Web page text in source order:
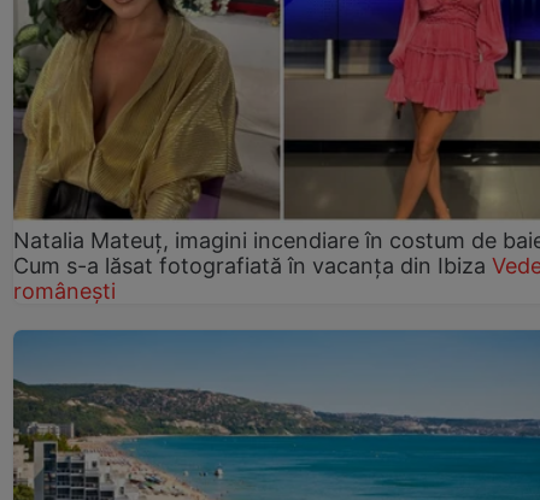
Natalia Mateuț, imagini incendiare în costum de
Cum s-a lăsat fotografiată în vacanța din Ibiza
românești